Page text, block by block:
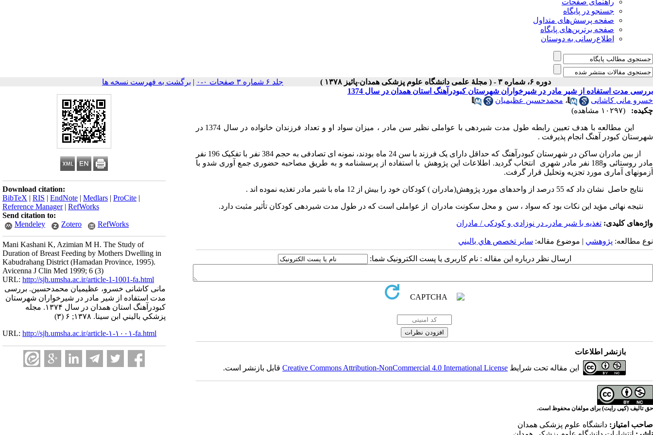
راهنمای صفحات
جستجو در پایگاه
صفحه پرسش‌های متداول
صفحه برترین‌های پایگاه
اطلاع‌رسانی به دوستان
دوره ۶، شماره ۳ - ( مجلۀ علمی دانشگاه علوم پزشکی همدان-پائيز ۱۳۷۸ ) جلد ۶ شماره ۳ صفحات ۰-۰ | برگشت به فهرست نسخه ها
Download citation:
BibTeX | RIS | EndNote | Medlars | ProCite |
Reference Manager| RefWorks
Send citation to:
Mendeley
Zotero RefWorks
Mani Kashani K, Azimian M H. The Study of
Duration of Breast Feeding by Mothers Dwelling in
Kabudrahang District (Hamadan Province, 1995).
Avicenna J Clin Med 1999; 6 (3)
URL: http://sjh.umsha.ac.ir/article-1-1001-fa.html
مانی کاشانی خسرو، عظیمیان محمدحسین. بررسی
مدت استفاده از شیر مادر در شیرخواران شهرستان
کبودرآهنگ استان همدان در سال ۱۳۷۴. مجله
پزشكي باليني ابن سينا. ۱۳۷۸; ۶ (۳)
URL: http://sjh.umsha.ac.ir/article-۱-۱۰۰۱-fa.html
بررسی مدت استفاده از شیر مادر در شیرخواران شهرستان کبودرآهنگ استان همدان در سال 1374
خسرو مانی کاشانی
، محمدحسین عظیمیان
چکیده:
(۱۰۲۹۷ مشاهده)
این مطالعه با هدف تعیین رابطه طول مدت شیردهی با عواملی نظیر سن مادر ، میزان سواد او و تعداد فرزندان خانواده در سال 1374 در
شهرستان کبودر آهنگ انجام پذیرفت .
از بین مادران ساکن در شهرستان کبودرآهنگ که حداقل دارای یک فرزند با سن 24 ماه بودند، نمونه ای تصادفی به حجم 384 نفر با تفکیک 196 نفر
مادر روستائی و188 نفر مادر شهری انتخاب گردید. اطلاعات این پژوهش با استفاده از پرسشنامه و به طریق مصاحبه حضوری جمع آوری شدو با
آزمونهای آماری مورد تجزیه وتحلیل قرار گرفت.
نتایج حاصل نشان داد که 55 درصد از واحدهای مورد پژوهش(مادران ) کودکان خود را بیش از 12 ماه با شیر مادر تغذیه نموده اند .
نتیجه نهائی مؤید این نکات بود که سواد ، سن و محل سکونت مادران از عواملی است که در طول مدت شیردهی کودکان تأثیر مثبت دارد.
واژه‌های کلیدی: تغذیه با شیر مادرـ در نوزادی و کودکی / مادران
نوع مطالعه: پژوهشي | موضوع مقاله: سایر تخصص هاي باليني
ارسال نظر درباره این مقاله : نام کاربری یا پست الکترونیک شما:
بازنشر اطلاعات
این مقاله تحت شرایط Creative Commons Attribution-NonCommercial 4.0 International Licenseقابل بازنشر است.
حق تالیف (کپی رایت) برای مولفان محفوظ است.
صاحب امتیاز: دانشگاه علوم پزشکی همدان